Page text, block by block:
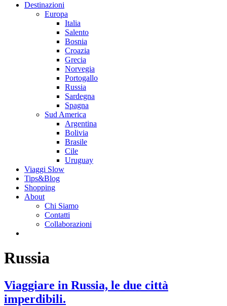
Destinazioni
Europa
Italia
Salento
Bosnia
Croazia
Grecia
Norvegia
Portogallo
Russia
Sardegna
Spagna
Sud America
Argentina
Bolivia
Brasile
Cile
Uruguay
Viaggi Slow
Tips&Blog
Shopping
About
Chi Siamo
Contatti
Collaborazioni
Russia
Viaggiare in Russia, le due città
imperdibili.